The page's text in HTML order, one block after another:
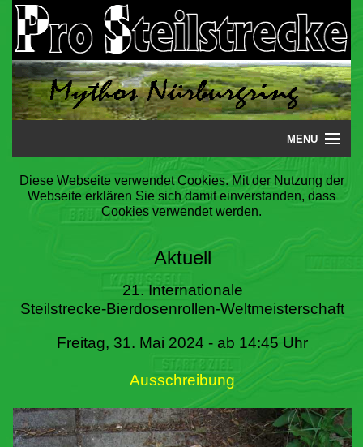
MENU
Startseite
Steilstrecke
Literatur
Termine
Diese Webseite verwendet Cookies. Mit der Nutzung der
Webseite erklären Sie sich damit einverstanden, dass
Cookies verwendet werden.
Aktuell
21. Internationale
Steilstrecke-Bierdosenrollen-Weltmeisterschaft
Freitag, 31. Mai 2024 - ab 14:45 Uhr
Ausschreibung